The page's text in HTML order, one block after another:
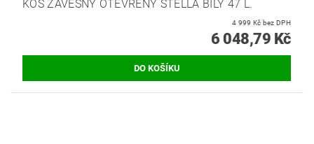
KOŠ ZÁVĚSNÝ OTEVŘENÝ STELLA BÍLÝ 47 L.
4 999 Kč bez DPH
6 048,79 Kč